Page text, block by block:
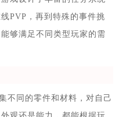
PVP，再到特殊的事件挑
够满足不同类型玩家的需
不同的零件和材料，对自己